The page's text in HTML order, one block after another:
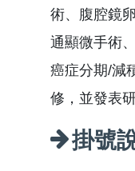
術、腹腔鏡
通顯微手術
癌症分期/減
修，並發表
掛號